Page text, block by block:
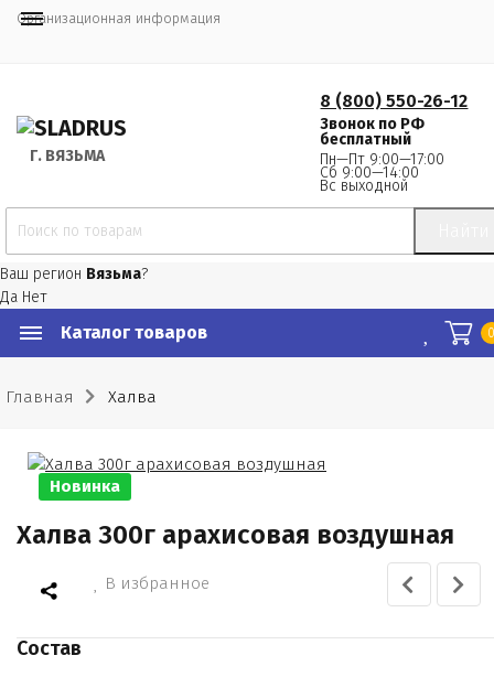
Организационная информация
Г. ВЯЗЬМА
8 (800) 550-26-12
Звонок по РФ
бесплатный
Пн—Пт 9:00—17:00
Сб 9:00—14:00
Вс выходной
Ваш регион Вязьма?
Да Нет
Каталог товаров
Главная Халва
Новинка
Халва 300г арахисовая воздушная
В избранное
Состав